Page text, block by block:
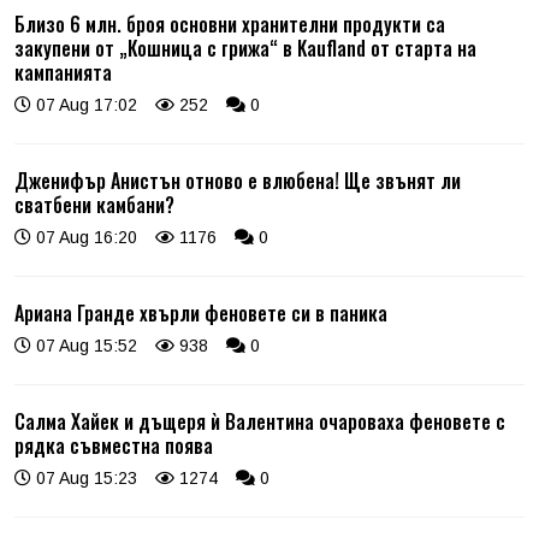
Близо 6 млн. броя основни хранителни продукти са
закупени от „Кошница с грижа“ в Kaufland от старта на
кампанията
07 Aug 17:02 252 0
Дженифър Анистън отново е влюбена! Ще звънят ли
сватбени камбани?
07 Aug 16:20 1176 0
Ариана Гранде хвърли феновете си в паника
07 Aug 15:52 938 0
Салма Хайек и дъщеря ѝ Валентина очароваха феновете с
рядка съвместна поява
07 Aug 15:23 1274 0